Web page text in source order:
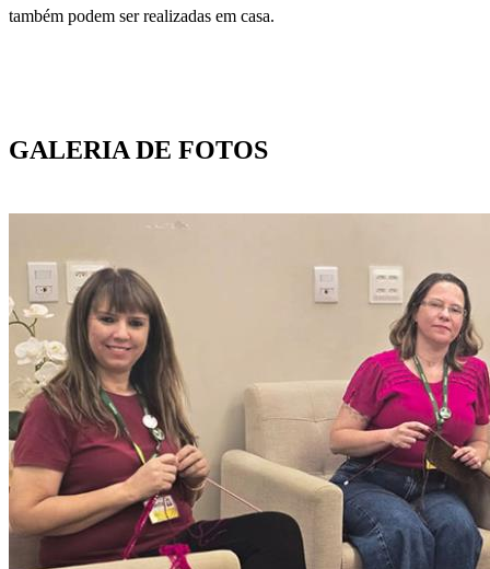
também podem ser realizadas em casa.
GALERIA DE FOTOS